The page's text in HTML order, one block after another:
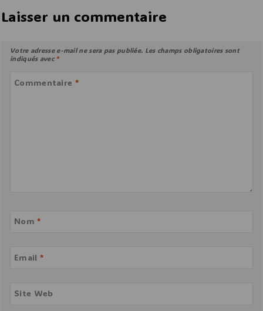
Laisser un commentaire
Votre adresse e-mail ne sera pas publiée. Les champs obligatoires sont
indiqués avec *
Commentaire *
Nom*
Email *
Site Web